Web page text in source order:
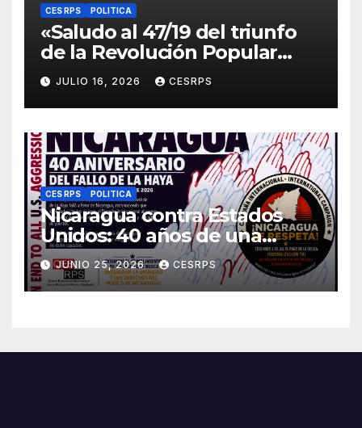
CES RPS POLITICA
«Saludo al 47/19 del triunfo
de la Revolución Popular
Sandinista : Siempre + allá!»
JULIO 16, 2026 CESRPS
CES RPS POLITICA
Nicaragua contra Estados
Unidos: 40 años de una
sentencia histórica que sigue
esperando justicia
JUNIO 25, 2026 CESRPS